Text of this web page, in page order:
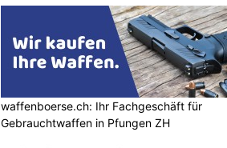
waffenboerse.ch: Ihr Fachgeschäft für
Gebrauchtwaffen in Pfungen ZH